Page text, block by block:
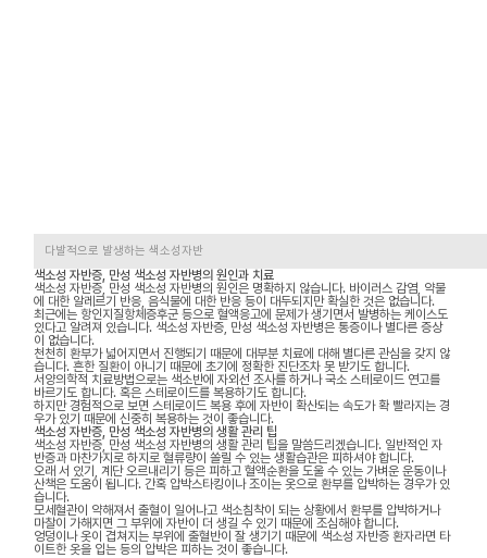
다발적으로 발생하는 색소성자반
색소성 자반증, 만성 색소성 자반병의 원인과 치료
색소성 자반증, 만성 색소성 자반병의 원인은 명확하지 않습니다. 바이러스 감염, 약물
에 대한 알레르기 반응, 음식물에 대한 반응 등이 대두되지만 확실한 것은 없습니다.
최근에는 항인지질항체증후군 등으로 혈액응고에 문제가 생기면서 발병하는 케이스도
있다고 알려져 있습니다. 색소성 자반증, 만성 색소성 자반병은 통증이나 별다른 증상
이 없습니다.
천천히 환부가 넓어지면서 진행되기 때문에 대부분 치료에 대해 별다른 관심을 갖지 않
습니다. 흔한 질환이 아니기 때문에 초기에 정확한 진단조차 못 받기도 합니다.
서양의학적 치료방법으로는 색소반에 자외선 조사를 하거나 국소 스테로이드 연고를
바르기도 합니다. 혹은 스테로이드를 복용하기도 합니다.
하지만 경험적으로 보면 스테로이드 복용 후에 자반이 확산되는 속도가 확 빨라지는 경
우가 있기 때문에 신중히 복용하는 것이 좋습니다.
색소성 자반증, 만성 색소성 자반병의 생활 관리 팁
색소성 자반증, 만성 색소성 자반병의 생활 관리 팁을 말씀드리겠습니다. 일반적인 자
반증과 마찬가지로 하지로 혈류량이 쏠릴 수 있는 생활습관은 피하셔야 합니다.
오래 서 있기, 계단 오르내리기 등은 피하고 혈액순환을 도울 수 있는 가벼운 운동이나
산책은 도움이 됩니다. 간혹 압박스타킹이나 조이는 옷으로 환부를 압박하는 경우가 있
습니다.
모세혈관이 약해져서 출혈이 일어나고 색소침착이 되는 상황에서 환부를 압박하거나
마찰이 가해지면 그 부위에 자반이 더 생길 수 있기 때문에 조심해야 합니다.
엉덩이나 옷이 겹쳐지는 부위에 출혈반이 잘 생기기 때문에 색소성 자반증 환자라면 타
이트한 옷을 입는 등의 압박은 피하는 것이 좋습니다.